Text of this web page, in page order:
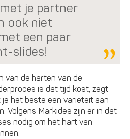
je partner
ook niet
een paar
slides!
van de harten van de
is dat tijd kost, zegt
je het beste een variëteit aan
Volgens Markides zijn er in dat
nodig om het hart van